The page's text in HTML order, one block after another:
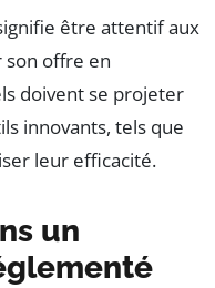
être attentif aux
son offre en
doivent se projeter
innovants, tels que
leur efficacité.
un